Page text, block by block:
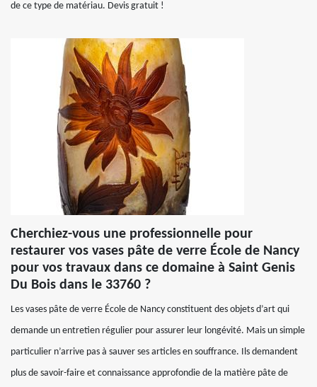
de ce type de matériau. Devis gratuit !
Cherchiez-vous une professionnelle pour
restaurer vos vases pâte de verre École de Nancy
pour vos travaux dans ce domaine à Saint Genis
Du Bois dans le 33760 ?
Les vases pâte de verre École de Nancy constituent des objets d’art qui
demande un entretien régulier pour assurer leur longévité. Mais un simple
particulier n’arrive pas à sauver ses articles en souffrance. Ils demandent
plus de savoir-faire et connaissance approfondie de la matière pâte de